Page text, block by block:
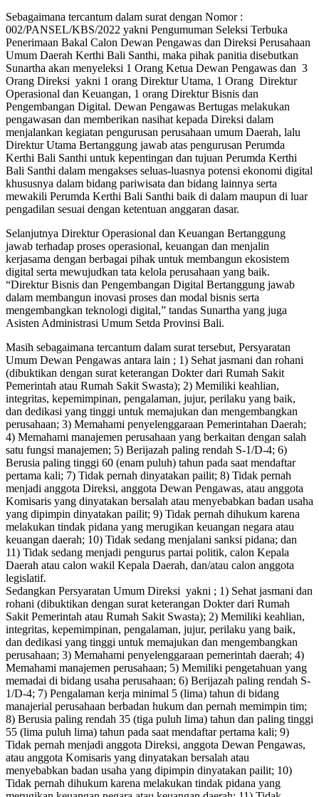
Sebagaimana tercantum dalam surat dengan Nomor :
002/PANSEL/KBS/2022 yakni Pengumuman Seleksi Terbuka
Penerimaan Bakal Calon Dewan Pengawas dan Direksi Perusahaan
Umum Daerah Kerthi Bali Santhi, maka pihak panitia disebutkan
Sunartha akan menyeleksi 1 Orang Ketua Dewan Pengawas dan 3
Orang Direksi yakni 1 orang Direktur Utama, 1 Orang Direktur
Operasional dan Keuangan, 1 orang Direktur Bisnis dan
Pengembangan Digital. Dewan Pengawas Bertugas melakukan
pengawasan dan memberikan nasihat kepada Direksi dalam
menjalankan kegiatan pengurusan perusahaan umum Daerah, lalu
Direktur Utama Bertanggung jawab atas pengurusan Perumda
Kerthi Bali Santhi untuk kepentingan dan tujuan Perumda Kerthi
Bali Santhi dalam mengakses seluas-luasnya potensi ekonomi digital
khususnya dalam bidang pariwisata dan bidang lainnya serta
mewakili Perumda Kerthi Bali Santhi baik di dalam maupun di luar
pengadilan sesuai dengan ketentuan anggaran dasar.
Selanjutnya Direktur Operasional dan Keuangan Bertanggung
jawab terhadap proses operasional, keuangan dan menjalin
kerjasama dengan berbagai pihak untuk membangun ekosistem
digital serta mewujudkan tata kelola perusahaan yang baik.
“Direktur Bisnis dan Pengembangan Digital Bertanggung jawab
dalam membangun inovasi proses dan modal bisnis serta
mengembangkan teknologi digital,” tandas Sunartha yang juga
Asisten Administrasi Umum Setda Provinsi Bali.
Masih sebagaimana tercantum dalam surat tersebut, Persyaratan
Umum Dewan Pengawas antara lain ; 1) Sehat jasmani dan rohani
(dibuktikan dengan surat keterangan Dokter dari Rumah Sakit
Pemerintah atau Rumah Sakit Swasta); 2) Memiliki keahlian,
integritas, kepemimpinan, pengalaman, jujur, perilaku yang baik,
dan dedikasi yang tinggi untuk memajukan dan mengembangkan
perusahaan; 3) Memahami penyelenggaraan Pemerintahan Daerah;
4) Memahami manajemen perusahaan yang berkaitan dengan salah
satu fungsi manajemen; 5) Berijazah paling rendah S-1/D-4; 6)
Berusia paling tinggi 60 (enam puluh) tahun pada saat mendaftar
pertama kali; 7) Tidak pernah dinyatakan pailit; 8) Tidak pernah
menjadi anggota Direksi, anggota Dewan Pengawas, atau anggota
Komisaris yang dinyatakan bersalah atau menyebabkan badan usaha
yang dipimpin dinyatakan pailit; 9) Tidak pernah dihukum karena
melakukan tindak pidana yang merugikan keuangan negara atau
keuangan daerah; 10) Tidak sedang menjalani sanksi pidana; dan
11) Tidak sedang menjadi pengurus partai politik, calon Kepala
Daerah atau calon wakil Kepala Daerah, dan/atau calon anggota
legislatif.
Sedangkan Persyaratan Umum Direksi yakni ; 1) Sehat jasmani dan
rohani (dibuktikan dengan surat keterangan Dokter dari Rumah
Sakit Pemerintah atau Rumah Sakit Swasta); 2) Memiliki keahlian,
integritas, kepemimpinan, pengalaman, jujur, perilaku yang baik,
dan dedikasi yang tinggi untuk memajukan dan mengembangkan
perusahaan; 3) Memahami penyelenggaraan pemerintah daerah; 4)
Memahami manajemen perusahaan; 5) Memiliki pengetahuan yang
memadai di bidang usaha perusahaan; 6) Berijazah paling rendah S-
1/D-4; 7) Pengalaman kerja minimal 5 (lima) tahun di bidang
manajerial perusahaan berbadan hukum dan pernah memimpin tim;
8) Berusia paling rendah 35 (tiga puluh lima) tahun dan paling tinggi
55 (lima puluh lima) tahun pada saat mendaftar pertama kali; 9)
Tidak pernah menjadi anggota Direksi, anggota Dewan Pengawas,
atau anggota Komisaris yang dinyatakan bersalah atau
menyebabkan badan usaha yang dipimpin dinyatakan pailit; 10)
Tidak pernah dihukum karena melakukan tindak pidana yang